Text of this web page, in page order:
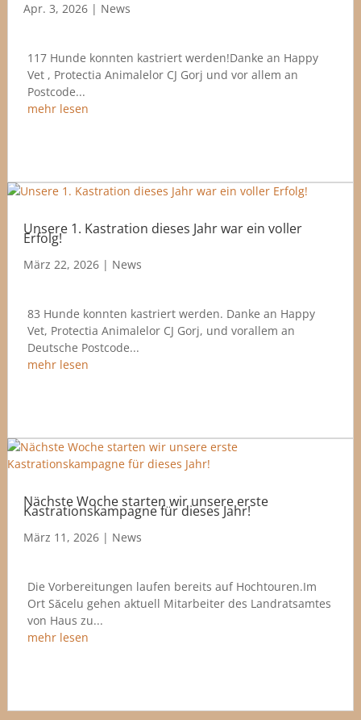
Apr. 3, 2026| News
117 Hunde konnten kastriert werden!Danke an Happy
Vet , Protectia Animalelor CJ Gorj und vor allem an
Postcode...
mehr lesen
Unsere 1. Kastration dieses Jahr war ein voller
Erfolg!
März 22, 2026| News
83 Hunde konnten kastriert werden. Danke an Happy
Vet, Protectia Animalelor CJ Gorj, und vorallem an
Deutsche Postcode...
mehr lesen
Nächste Woche starten wir unsere erste
Kastrationskampagne für dieses Jahr!
März 11, 2026| News
Die Vorbereitungen laufen bereits auf Hochtouren.Im
Ort Săcelu gehen aktuell Mitarbeiter des Landratsamtes
von Haus zu...
mehr lesen